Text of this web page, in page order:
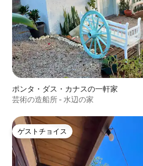
ポンタ・ダス・カナスの一軒家
芸術の造船所 - 水辺の家
ゲストチョイス
ゲストチョイス